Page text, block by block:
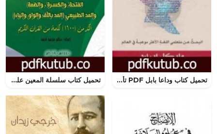
تحميل كتاب وداعا بابل PDF تأليف مايكل إيرارد مجانا [كامل] تحميل كتاب سلسلة المعين على تلاوة الكتاب المبين – الجزء الأول PDF تأليف سالم محمد أحمد مجانا [كامل]